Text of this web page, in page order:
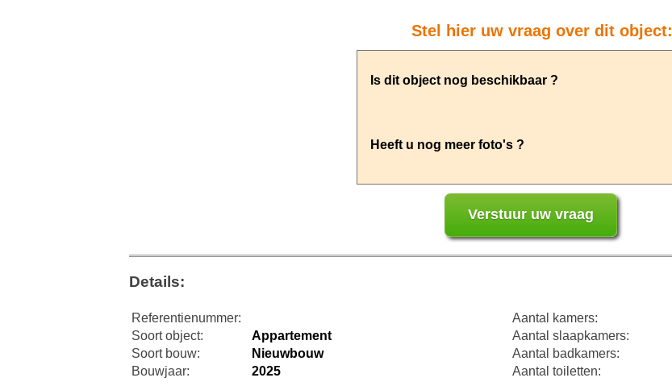
Stel hier uw vraag over dit object:
Details:
Referentienummer:
Soort object:
Appartement
Soort bouw:
Nieuwbouw
Bouwjaar:
2025
Aantal kamers:
Aantal slaapkamers:
Aantal badkamers:
Aantal toiletten: